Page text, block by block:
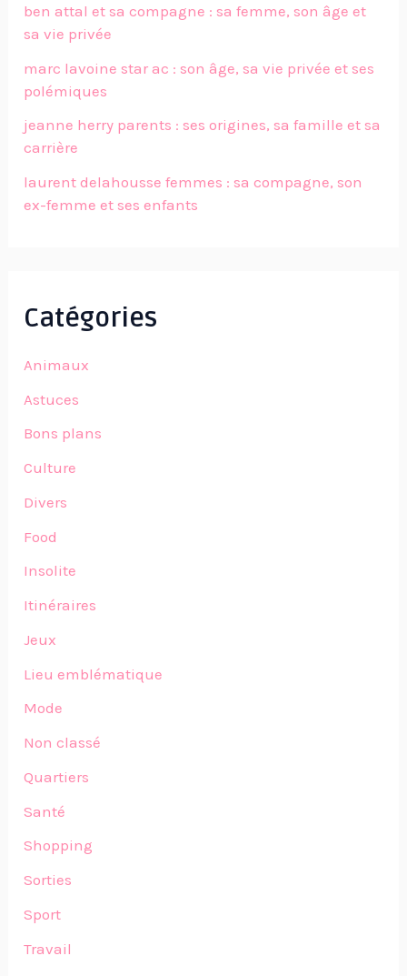
ben attal et sa compagne : sa femme, son âge et
sa vie privée
marc lavoine star ac : son âge, sa vie privée et ses
polémiques
jeanne herry parents : ses origines, sa famille et sa
carrière
laurent delahousse femmes : sa compagne, son
ex-femme et ses enfants
Catégories
Animaux
Astuces
Bons plans
Culture
Divers
Food
Insolite
Itinéraires
Jeux
Lieu emblématique
Mode
Non classé
Quartiers
Santé
Shopping
Sorties
Sport
Travail